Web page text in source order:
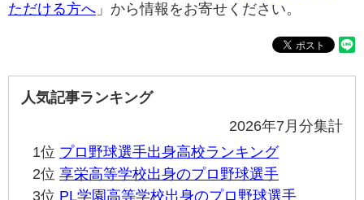
ただける方へ 」から情報をお寄せください。
人気記事ランキング
2026年7月分集計
1位 プロ野球選手出身高校ランキング
2位 享栄高等学校出身のプロ野球選手
3位 PL学園高等学校出身のプロ野球選手